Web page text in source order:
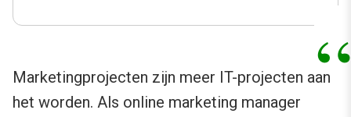
Marketingprojecten zijn meer IT-projecten aan
het worden. Als online marketing manager